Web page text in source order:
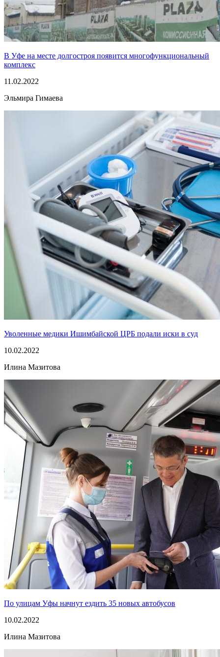
В Уфе на месте долгостроя появится многофункциональный
комплекс
11.02.2022
Эльмира Гимаева
Уволенные медики Ишимбайской ЦРБ подали иски в суд
10.02.2022
Илина Мазитова
По улицам Уфы начнут ездить 35 новых автобусов
10.02.2022
Илина Мазитова